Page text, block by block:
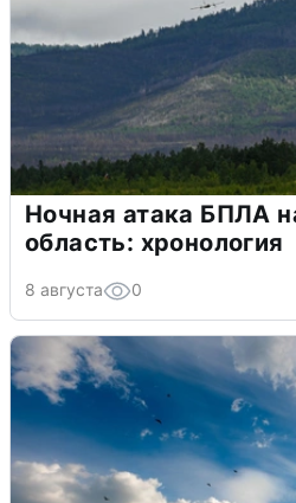
Ночная атака БПЛА
область: хронология
8 августа 0